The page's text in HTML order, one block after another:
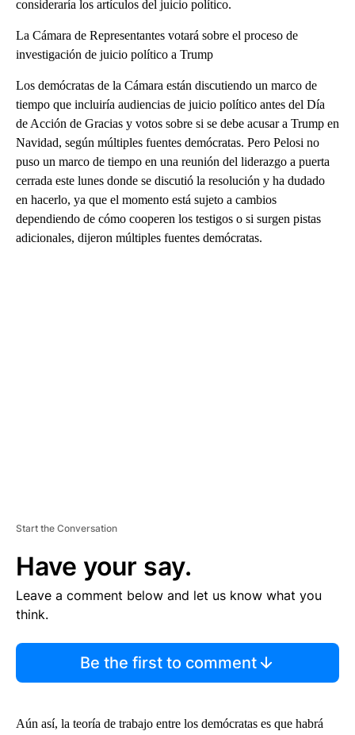
consideraría los artículos del juicio político.
La Cámara de Representantes votará sobre el proceso de
investigación de juicio político a Trump
Los demócratas de la Cámara están discutiendo un marco de
tiempo que incluiría audiencias de juicio político antes del Día
de Acción de Gracias y votos sobre si se debe acusar a Trump en
Navidad, según múltiples fuentes demócratas. Pero Pelosi no
puso un marco de tiempo en una reunión del liderazgo a puerta
cerrada este lunes donde se discutió la resolución y ha dudado
en hacerlo, ya que el momento está sujeto a cambios
dependiendo de cómo cooperen los testigos o si surgen pistas
adicionales, dijeron múltiples fuentes demócratas.
Start the Conversation
Have your say.
Leave a comment below and let us know what you
think.
Be the first to comment
Aún así, la teoría de trabajo entre los demócratas es que habrá